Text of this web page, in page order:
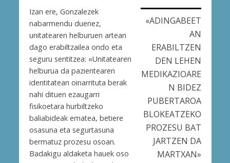
«ADINGABEET
AN
ERABILTZEN
DEN LEHEN
MEDIKAZIOARE
N BIDEZ
PUBERTAROA
BLOKEATZEKO
PROZESU BAT
JARTZEN DA
MARTXAN»
Izan ere, Gonzalezek
nabarmendu duenez,
unitatearen helburuen artean
dago erabiltzailea ondo eta
seguru sentitzea: «Unitatearen
helburua da pazientearen
identitatean oinarrituta berak
nahi dituen ezaugarri
fisikoetara hurbiltzeko
baliabideak ematea, betiere
osasuna eta segurtasuna
bermatuz prozesu osoan.
Badakigu aldaketa hauek oso